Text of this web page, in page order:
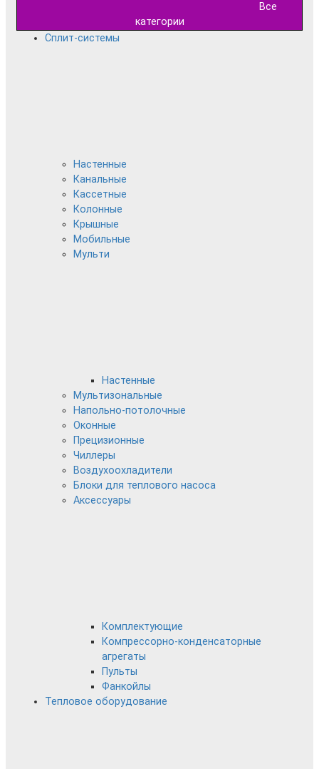
Все
категории
Сплит-системы
Настенные
Канальные
Кассетные
Колонные
Крышные
Мобильные
Мульти
Настенные
Мультизональные
Напольно-потолочные
Оконные
Прецизионные
Чиллеры
Воздухоохладители
Блоки для теплового насоса
Аксессуары
Комплектующие
Компрессорно-конденсаторные
агрегаты
Пульты
Фанкойлы
Тепловое оборудование